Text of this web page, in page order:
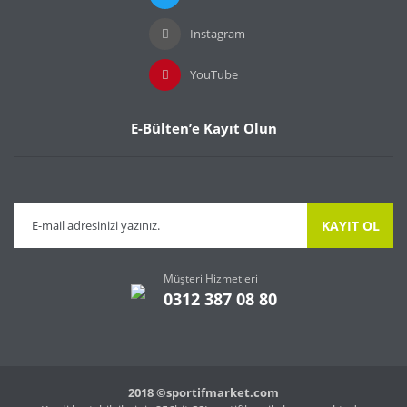
Instagram
YouTube
E-Bülten’e Kayıt Olun
KAYIT OL
Müşteri Hizmetleri
0312 387 08 80
2018 ©sportifmarket.com